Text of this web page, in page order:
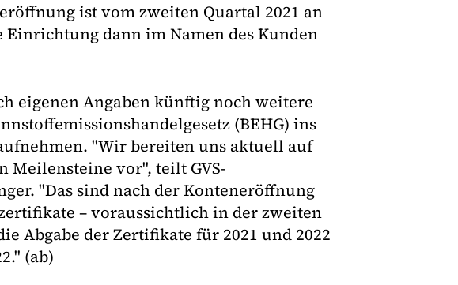
ist vom zweiten Quartal 2021 an
Einrichtung dann im Namen des Kunden
eigenen Angaben künftig noch weitere
(BEHG) ins
"Wir bereiten uns aktuell auf
Meilensteine vor", teilt GVS-
"Das sind nach der Konteneröffnung
– voraussichtlich in der zweiten
Abgabe der Zertifikate für 2021 und 2022
(ab)